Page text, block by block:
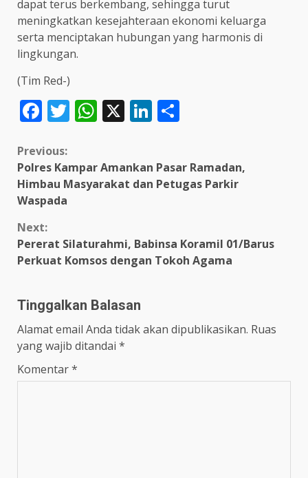
dapat terus berkembang, sehingga turut
meningkatkan kesejahteraan ekonomi keluarga
serta menciptakan hubungan yang harmonis di
lingkungan.
(Tim Red-)
Facebook
Twitter
WhatsApp
X LinkedIn
Continue
Reading
Previous:
Polres Kampar Amankan Pasar Ramadan,
Himbau Masyarakat dan Petugas Parkir
Waspada
Next:
Pererat Silaturahmi, Babinsa Koramil 01/Barus
Perkuat Komsos dengan Tokoh Agama
Tinggalkan Balasan
Alamat email Anda tidak akan dipublikasikan. Ruas
yang wajib ditandai *
Komentar*